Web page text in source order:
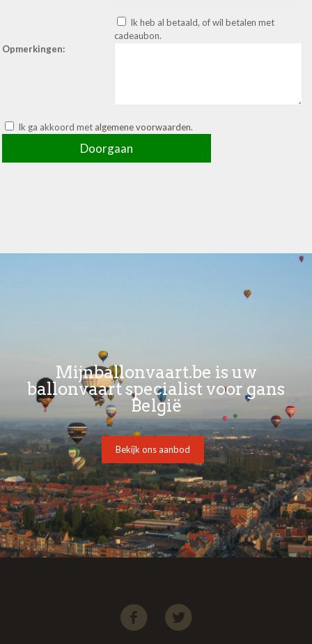
Ik heb al betaald, of wil betalen met
cadeaubon.
Opmerkingen:
Ik ga akkoord met algemene voorwaarden.
Mijnballonvaart.be is uw
ballonvaart specialist voor gans
België
Bekijk ons aanbod